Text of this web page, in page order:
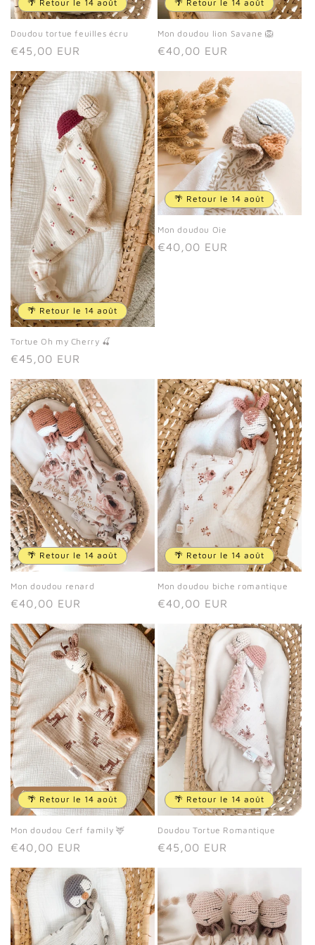
🌴 Retour le 14 août
Doudou tortue feuilles écru
Prix
€45,00 EUR
🌴 Retour le 14 août
Mon doudou lion Savane 🦁
Prix
€40,00 EUR
🌴 Retour le 14 août
Tortue Oh my Cherry 🍒
Prix
€45,00 EUR
🌴 Retour le 14 août
Mon doudou Oie
Prix
€40,00 EUR
🌴 Retour le 14 août
Mon doudou renard
Prix
€40,00 EUR
🌴 Retour le 14 août
Mon doudou biche romantique
Prix
€40,00 EUR
🌴 Retour le 14 août
Mon doudou Cerf family 🦌
Prix
€40,00 EUR
🌴 Retour le 14 août
Doudou Tortue Romantique
Prix
€45,00 EUR